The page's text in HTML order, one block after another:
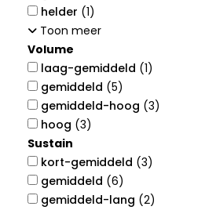
helder (1)
Toon meer
Volume
laag-gemiddeld (1)
gemiddeld (5)
gemiddeld-hoog (3)
hoog (3)
Sustain
kort-gemiddeld (3)
gemiddeld (6)
gemiddeld-lang (2)